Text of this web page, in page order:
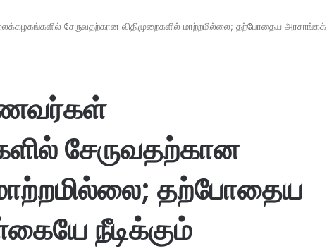
சேருவதற்கான விதிமுறைகளில் மாற்றமில்லை; தற்போதைய அரசாங்கக்
சேருவதற்கான
தற்போதைய
நீடிக்கும்